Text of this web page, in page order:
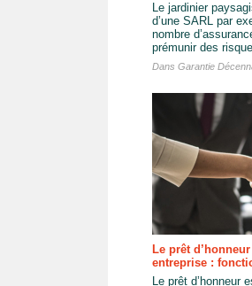
Le jardinier
d’une SARL par
nombre
prémunir des
Dans Garantie
Le prêt
entreprise :
Le prêt d’honneur